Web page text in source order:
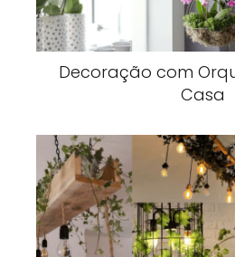
Decoração com
Casa